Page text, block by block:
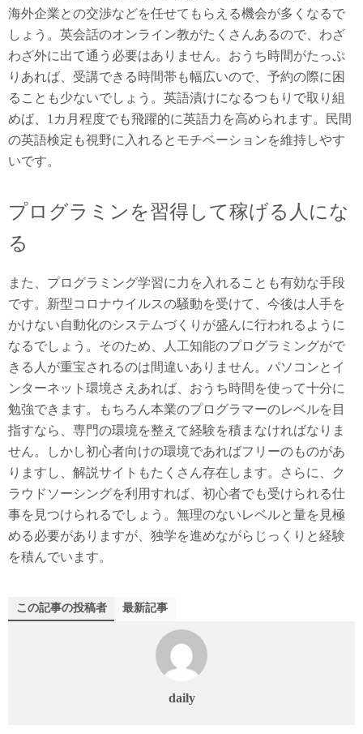
海外企業との交渉などを任せてもらえる機会が多くなるで
しょう。英会話のオンライン教がたくさんあるので、わざ
わざ外に出て通う必要はありません。おうち時間がたっぷ
りあれば、受講できる時間帯も幅広いので、予約の際に困
ることも少ないでしょう。英語漬けになるつもりで取り組
めば、1カ月程度でも飛躍的に英語力を高められます。民間
の英語検定も視野に入れるとモチベーションを維持しやす
いです。
プログラミンを習得して稼げる人にな
る
また、プログラミング学習に力を入れることも有効な手段
です。新型コロナウイルスの騒動を受けて、今後は人手を
かけない自動化のシステムづくりが盛んに行われるように
なるでしょう。そのため、人工知能のプログラミングがで
きる人が重宝されるのは間違いありません。パソコンとイ
ンターネット環境さえあれば、おうち時間を使って十分に
勉強できます。もちろん本業のプログラマーのレベルを目
指すなら、専門の環境を整えて経験を積まなければなりま
せん。しかし初心者向けの環境であればフリーのものがあ
りますし、解説サイトもたくさん存在します。さらに、ク
ラウドソーシングを利用すれば、初心者でも受けられる仕
事を見つけられるでしょう。無理のないレベルと量を見極
める必要がありますが、独学を進めながらじっくりと経験
を積んでいます。
この記事の投稿者 最新記事
daily